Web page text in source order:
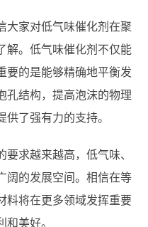
大家对低气味催化剂在聚
解。低气味催化剂不仅能
要的是能够精确地平衡发
孔结构，提高泡沫的物理
了强有力的支持。
求越来越高，低气味、
阔的发展空间。相信在等
料将在更多领域发挥重要
美好。